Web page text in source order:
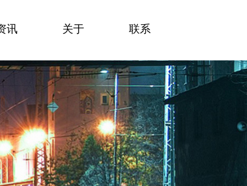
讯 关于 联系
讯 关于 联系